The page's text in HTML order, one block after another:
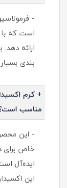
-
است که
ارائه
بندی
مناسب
- این
خاص برای
ایده‌آل
این